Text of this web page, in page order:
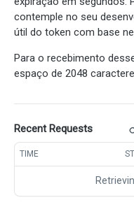
Solicitar Background
Solicitar Background
Consultar resultados
Consultar resultados
Webhook
SCORES DE FRAUDE
Scores de Fraude
Consultar um Score
Ratings
Consulta uma lista
Cria uma lista de
INSIGHTS
contemple no seu
útil do token com base
Para o recebimento
espaço de 2048
Recent Requests
TIME